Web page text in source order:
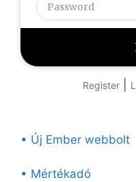
Register
• Új Ember webbolt
• Mértékadó